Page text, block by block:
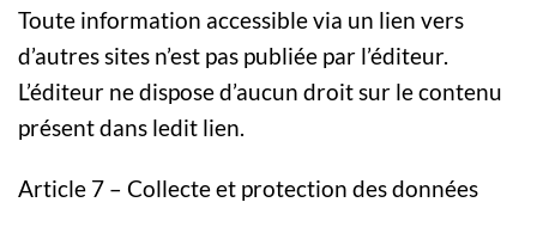
Toute information accessible via un lien vers
d’autres sites n’est pas publiée par l’éditeur.
L’éditeur ne dispose d’aucun droit sur le contenu
présent dans ledit lien.
Article 7 – Collecte et protection des données